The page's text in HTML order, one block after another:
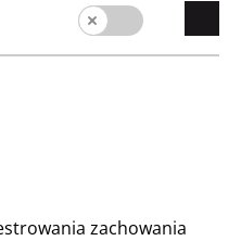
zachowania